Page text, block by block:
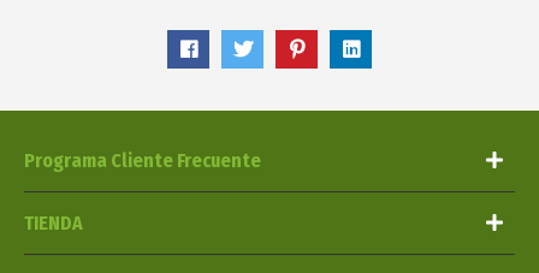
Programa Cliente Frecuente
TIENDA